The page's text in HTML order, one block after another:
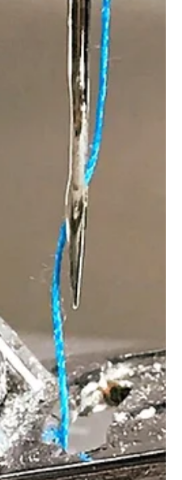
az iskolapadba ült át. A
mellett sokan a
felkészülve az
három pontba
legfontosabb teendőket.